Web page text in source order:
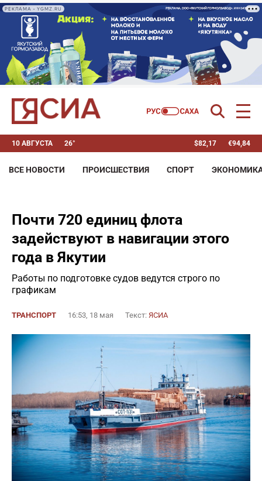
РЕКЛАМА • YGMZ.RU
10 АВГУСТА 26° $82,17 €94,84
ВСЕ НОВОСТИ ПРОИСШЕСТВИЯ СПОРТ
Почти 720 единиц флота
задействуют в навигации этого
года в Якутии
Работы по подготовке судов ведутся строго по
графикам
ТРАНСПОРТ 16:53, 18 мая Текст: ЯСИА